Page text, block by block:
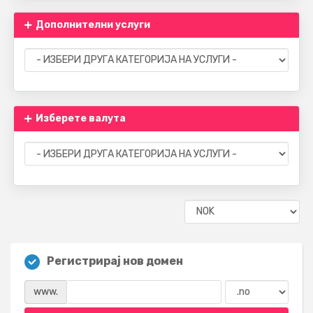
Дополнителни услуги
Изберете валута
Регистрирај нов домен
www.